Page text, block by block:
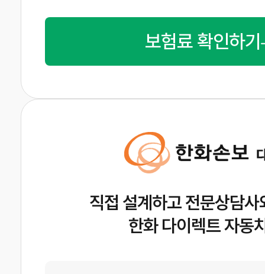
보험료 확인하기
직접 설계하고 전문상담사
한화 다이렉트 자동